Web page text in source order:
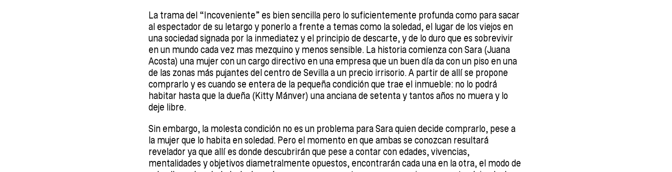
La trama del “Incoveniente” es bien sencilla pero lo suficientemente profunda como para sacar
al espectador de su letargo y ponerlo a frente a temas como la soledad, el lugar de los viejos en
una sociedad signada por la inmediatez y el principio de descarte, y de lo duro que es sobrevivir
en un mundo cada vez mas mezquino y menos sensible. La historia comienza con Sara (Juana
Acosta) una mujer con un cargo directivo en una empresa que un buen día da con un piso en una
de las zonas más pujantes del centro de Sevilla a un precio irrisorio. A partir de allí se propone
comprarlo y es cuando se entera de la pequeña condición que trae el inmueble: no lo podrá
habitar hasta que la dueña (Kitty Mánver) una anciana de setenta y tantos años no muera y lo
deje libre.
Sin embargo, la molesta condición no es un problema para Sara quien decide comprarlo, pese a
la mujer que lo habita en soledad. Pero el momento en que ambas se conozcan resultará
revelador ya que allí es donde descubrirán que pese a contar con edades, vivencias,
mentalidades y objetivos diametralmente opuestos, encontrarán cada una en la otra, el modo de